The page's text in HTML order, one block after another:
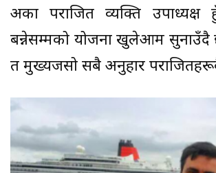
अर्का पराजित व्यक्ति उपाध्यक्ष
बन्नेसम्मको योजना खुलेआम सुनाउँदै
त मुख्यजसो सबै अनुहार